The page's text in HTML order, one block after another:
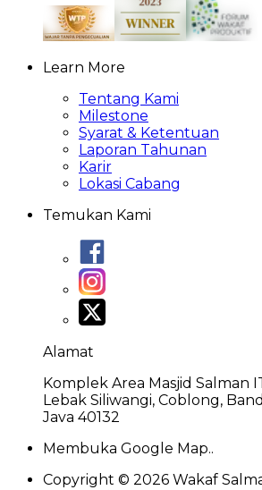
Learn More
Tentang Kami
Milestone
Syarat & Ketentuan
Laporan Tahunan
Karir
Lokasi Cabang
Temukan Kami
Alamat
Komplek Area Masjid Salman
Lebak Siliwangi, Coblong,
Java 40132
Membuka Google Map..
Copyright © 2026 Wakaf